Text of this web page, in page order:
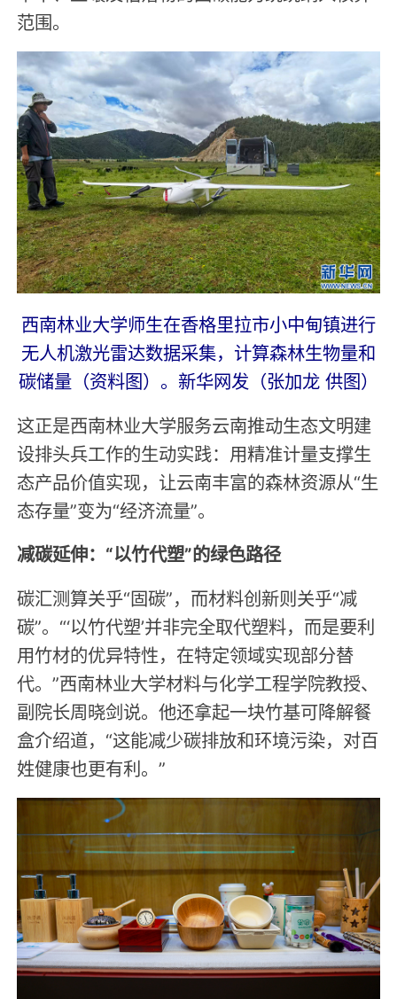
范围。
西南林业大学师生在香格里拉市小中甸镇进行
无人机激光雷达数据采集，计算森林生物量和
碳储量（资料图）。新华网发（张加龙 供图）
这正是西南林业大学服务云南推动生态文明建
设排头兵工作的生动实践：用精准计量支撑生
态产品价值实现，让云南丰富的森林资源从“生
态存量”变为“经济流量”。
减碳延伸：“以竹代塑”的绿色路径
碳汇测算关乎“固碳”，而材料创新则关乎“减
碳”。“‘以竹代塑’并非完全取代塑料，而是要利
用竹材的优异特性，在特定领域实现部分替
代。”西南林业大学材料与化学工程学院教授、
副院长周晓剑说。他还拿起一块竹基可降解餐
盒介绍道，“这能减少碳排放和环境污染，对百
姓健康也更有利。”